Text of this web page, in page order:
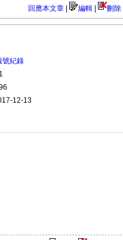
回應本文章 編輯 刪除
號紀錄
12-13